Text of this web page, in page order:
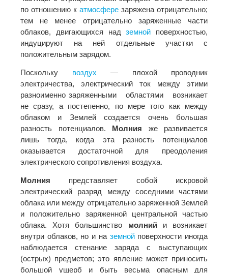
по отношению к атмосфере заряжена отрицательно;
тем не менее отрицательно заряженные части
облаков, двигающихся надземной поверхностью,
индуцируют на ней отдельные участки с
положительным зарядом.
Поскольку воздух — плохой проводник
электричества, электрический ток между этими
разноименно заряженными областями возникает
не сразу, а постепенно, по мере того как между
облаком и Землей создается очень большая
разность потенциалов. Молния же развивается
лишь тогда, когда эта разность потенциалов
оказывается достаточной для преодоления
электрического сопротивления воздуха.
Молния представляет собой искровой
электрический разряд между соседними частями
облака или между отрицательно заряженной Землей
и положительно заряженной центральной частью
облака. Хотя большинство молнийи возникает
внутри облаков, но и на земнойповерхности иногда
наблюдается стенание заряда с выступающих
(острых) предметов; это явление может приносить
большой ущерб и быть весьма опасным для